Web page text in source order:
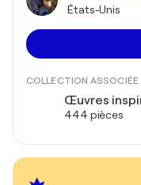
États-Unis
COLLECTION ASSOCIÉE
Œuvres
444 pièces